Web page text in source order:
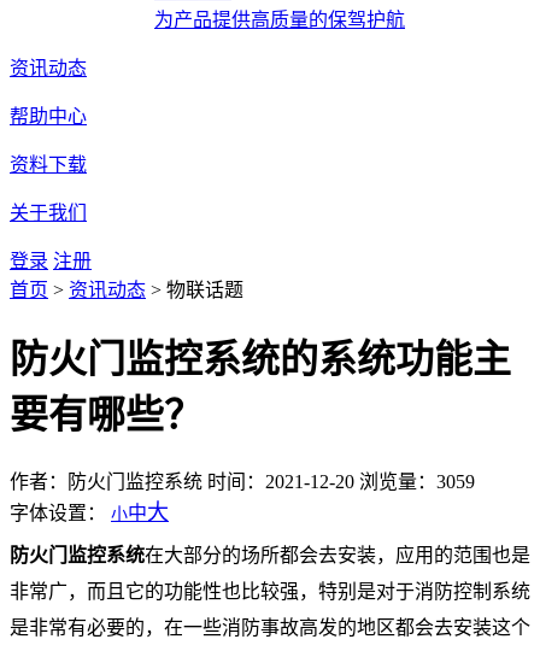
为产品提供高质量的保驾护航
资讯动态
帮助中心
资料下载
关于我们
登录 注册
首页 > 资讯动态 > 物联话题
防火门监控系统的系统功能主
要有哪些？
作者：防火门监控系统 时间：2021-12-20 浏览量：3059
字体设置： 小中大
防火门监控系统在大部分的场所都会去安装，应用的范围也是
非常广，而且它的功能性也比较强，特别是对于消防控制系统
是非常有必要的，在一些消防事故高发的地区都会去安装这个